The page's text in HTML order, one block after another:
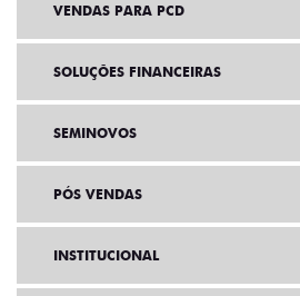
VENDAS PARA PCD
SOLUÇÕES FINANCEIRAS
SEMINOVOS
PÓS VENDAS
INSTITUCIONAL